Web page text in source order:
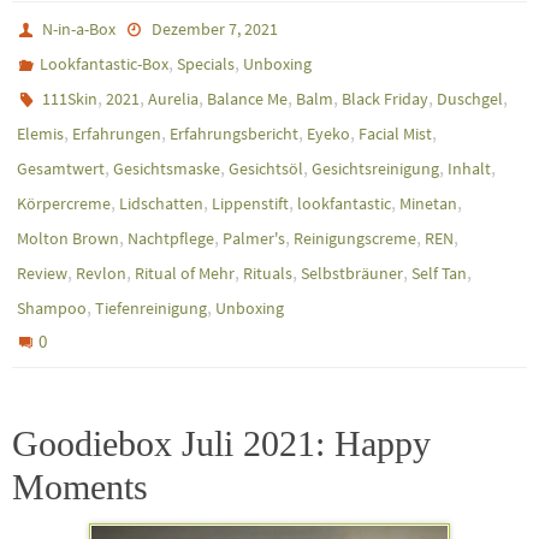
N-in-a-Box
Dezember 7, 2021
Lookfantastic-Box,Specials, Unboxing
111Skin,2021,Aurelia, Balance Me, Balm, Black Friday, Duschgel,
Elemis, Erfahrungen, Erfahrungsbericht, Eyeko, Facial Mist,
Gesamtwert, Gesichtsmaske, Gesichtsöl, Gesichtsreinigung, Inhalt,
Körpercreme, Lidschatten, Lippenstift, lookfantastic, Minetan,
Molton Brown, Nachtpflege, Palmer's, Reinigungscreme, REN,
Review, Revlon, Ritual of Mehr, Rituals, Selbstbräuner, Self Tan,
Shampoo, Tiefenreinigung, Unboxing
0
Goodiebox Juli 2021: Happy
Moments